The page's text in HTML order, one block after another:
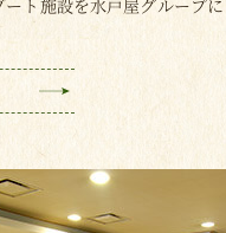
ト施設を水戸屋グループ